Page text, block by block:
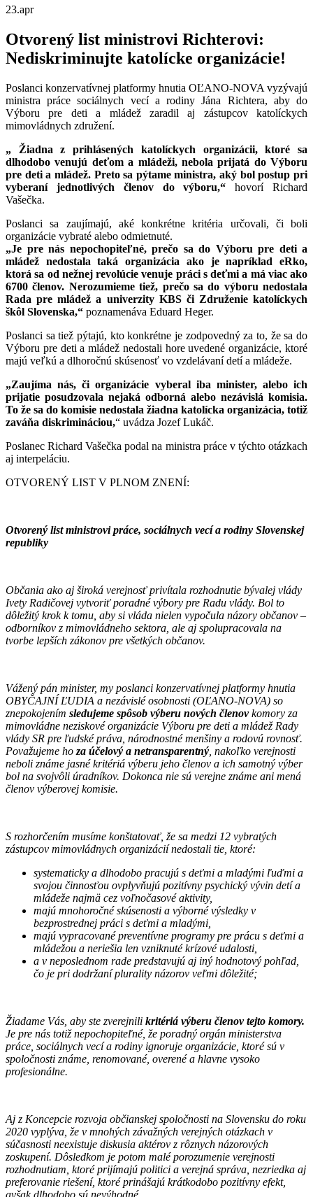
23.apr
Otvorený list ministrovi Richterovi:
Nediskriminujte katolícke organizácie!
Poslanci konzervatívnej platformy hnutia OĽANO-NOVA vyzývajú
ministra práce sociálnych vecí a rodiny Jána Richtera, aby do
Výboru pre deti a mládež zaradil aj zástupcov katolíckych
mimovládnych združení.
„ Žiadna z prihlásených katolíckych organizácii, ktoré sa
dlhodobo venujú deťom a mládeži, nebola prijatá do Výboru
pre deti a mládež. Preto sa pýtame ministra, aký bol postup pri
vyberaní jednotlivých členov do výboru,“ hovorí Richard
Vašečka.
Poslanci sa zaujímajú, aké konkrétne kritéria určovali, či boli
organizácie vybraté alebo odmietnuté.
„Je pre nás nepochopiteľné, prečo sa do Výboru pre deti a
mládež nedostala taká organizácia ako je napríklad eRko,
ktorá sa od nežnej revolúcie venuje práci s deťmi a má viac ako
6700 členov. Nerozumieme tiež, prečo sa do výboru nedostala
Rada pre mládež a univerzity KBS či Združenie katolíckych
škôl Slovenska,“ poznamenáva Eduard Heger.
Poslanci sa tiež pýtajú, kto konkrétne je zodpovedný za to, že sa do
Výboru pre deti a mládež nedostali hore uvedené organizácie, ktoré
majú veľkú a dlhoročnú skúsenosť vo vzdelávaní detí a mládeže.
„Zaujíma nás, či organizácie vyberal iba minister, alebo ich
prijatie posudzovala nejaká odborná alebo nezávislá komisia.
To že sa do komisie nedostala žiadna katolícka organizácia, totiž
zaváňa diskrimináciou,“ uvádza Jozef Lukáč.
Poslanec Richard Vašečka podal na ministra práce v týchto otázkach
aj interpeláciu.
OTVORENÝ LIST V PLNOM ZNENÍ:
Otvorený list ministrovi práce, sociálnych vecí a rodiny Slovenskej
republiky
Občania ako aj široká verejnosť privítala rozhodnutie bývalej vlády
Ivety Radičovej vytvoriť poradné výbory pre Radu vlády. Bol to
dôležitý krok k tomu, aby si vláda nielen vypočula názory občanov –
odborníkov z mimovládneho sektora, ale aj spolupracovala na
tvorbe lepších zákonov pre všetkých občanov.
Vážený pán minister, my poslanci konzervatívnej platformy hnutia
OBYČAJNÍ ĽUDIA a nezávislé osobnosti (OĽANO-NOVA) so
znepokojením sledujeme spôsob výberu nových členovkomory za
mimovládne neziskové organizácie Výboru pre deti a mládež Rady
vlády SR pre ľudské práva, národnostné menšiny a rodovú rovnosť.
Považujeme ho za účelový a netransparentný , nakoľko verejnosti
neboli známe jasné kritériá výberu jeho členov a ich samotný výber
bol na svojvôli úradníkov. Dokonca nie sú verejne známe ani mená
členov výberovej komisie.
S rozhorčením musíme konštatovať, že sa medzi 12 vybratých
zástupcov mimovládnych organizácií nedostali tie, ktoré:
systematicky a dlhodobo pracujú s deťmi a mladými ľuďmi a
svojou činnosťou ovplyvňujú pozitívny psychický vývin detí a
mládeže najmä cez voľnočasové aktivity,
majú mnohoročné skúsenosti a výborné výsledky v
bezprostrednej práci s deťmi a mladými,
majú vypracované preventívne programy pre prácu s deťmi a
mládežou a neriešia len vzniknuté krízové udalosti,
a v neposlednom rade predstavujú aj iný hodnotový pohľad,
čo je pri dodržaní plurality názorov veľmi dôležité;
Žiadame Vás, aby ste zverejnili kritériá výberu členov tejto komory.
Je pre nás totiž nepochopiteľné, že poradný orgán ministerstva
práce, sociálnych vecí a rodiny ignoruje organizácie, ktoré sú v
spoločnosti známe, renomované, overené a hlavne vysoko
profesionálne.
Aj z Koncepcie rozvoja občianskej spoločnosti na Slovensku do roku
2020 vyplýva, že v mnohých závažných verejných otázkach v
súčasnosti neexistuje diskusia aktérov z rôznych názorových
zoskupení. Dôsledkom je potom malé porozumenie verejnosti
rozhodnutiam, ktoré prijímajú politici a verejná správa, nezriedka aj
preferovanie riešení, ktoré prinášajú krátkodobo pozitívny efekt,
avšak dlhodobo sú nevýhodné.